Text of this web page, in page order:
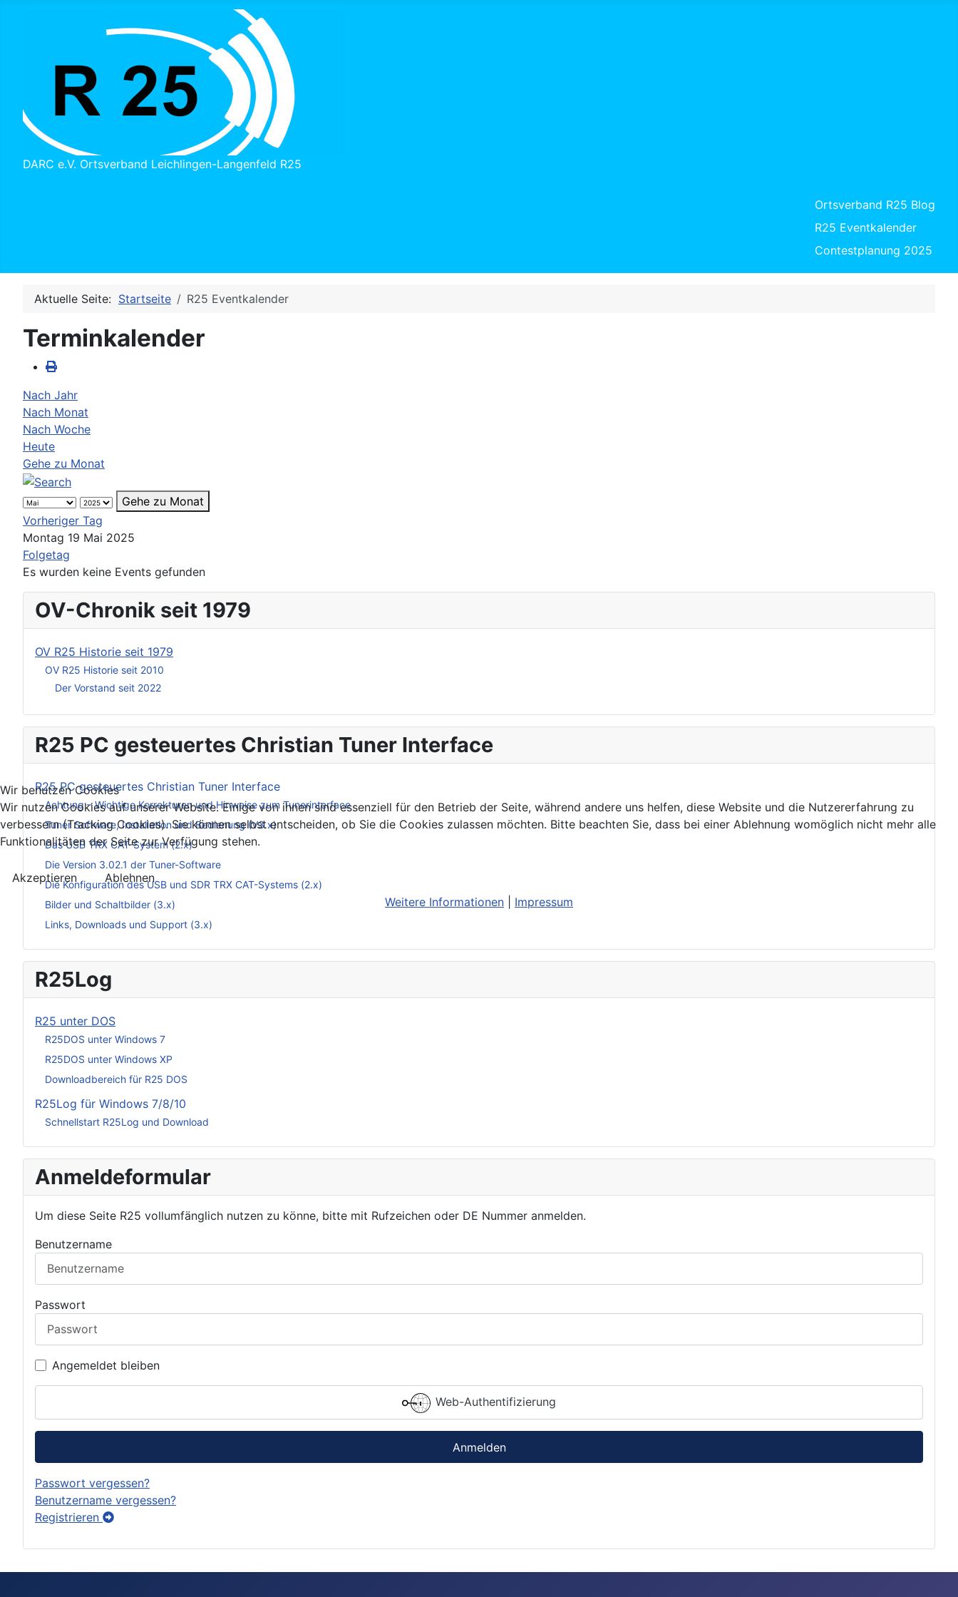
DARC e.V. Ortsverband Leichlingen-Langenfeld R25
Ortsverband R25 Blog
R25 Eventkalender
Contestplanung 2025
OV-Chronik seit 1979
OV R25 Historie seit 1979
OV R25 Historie seit 2010
Der Vorstand seit 2022
R25 PC gesteuertes Christian Tuner Interface
R25 PC gesteuertes Christian Tuner Interface
Achtung – Wichtige Korrekturen und Hinweise zum Tunerinterface
Tuner Software, Installation und Bedienung (V3.x)
Das USB TRX CAT-System (2.x)
Die Version 3.02.1 der Tuner-Software
Die Konfiguration des USB und SDR TRX CAT-Systems (2.x)
Bilder und Schaltbilder (3.x)
Links, Downloads und Support (3.x)
R25Log
R25 unter DOS
R25DOS unter Windows 7
R25DOS unter Windows XP
Downloadbereich für R25 DOS
R25Log für Windows 7/8/10
Schnellstart R25Log und Download
Anmeldeformular
Um diese Seite R25 vollumfänglich nutzen zu könne, bitte mit Rufzeichen oder DE Nummer anmelden.
Benutzername
Passwort
Angemeldet bleiben
Web-Authentifizierung
Anmelden
Passwort vergessen?
Benutzername vergessen?
Registrieren
Aktuelle Seite: Startseite R25 Eventkalender
Terminkalender
Nach Jahr
Nach Monat
Nach Woche
Heute
Gehe zu Monat
Gehe zu Monat
Vorheriger Tag
Montag 19 Mai 2025
Folgetag
Es wurden keine Events gefunden
Wir benutzen Cookies
Wir nutzen Cookies auf unserer Website. Einige von ihnen sind essenziell für den Betrieb der Seite, während andere uns helfen, diese Website und die Nutzererfahrung zu
verbessern (Tracking Cookies). Sie können selbst entscheiden, ob Sie die Cookies zulassen möchten. Bitte beachten Sie, dass bei einer Ablehnung womöglich nicht mehr alle
Funktionalitäten der Seite zur Verfügung stehen.
Akzeptieren
Ablehnen
Weitere Informationen
Impressum